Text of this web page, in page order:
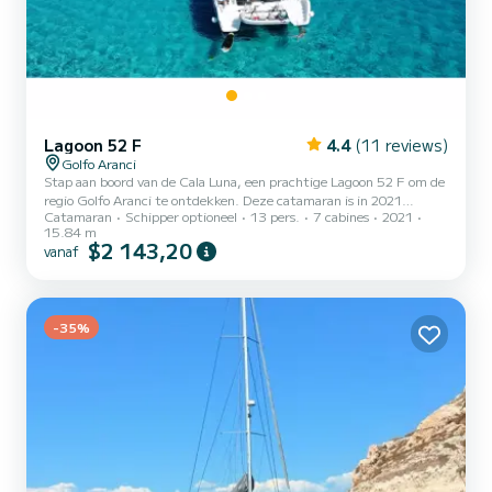
Lagoon 52 F 4.4 (11 reviews)
Golfo Aranci
Stap aan boord van de Cala Luna, een prachtige Lagoon 52 F om de
regio Golfo Aranci te ontdekken. Deze catamaran is in 2021
gebouwd om comfort en prestaties te garanderen. De boot heeft 7
comfortabele hutten en een bootcapaciteit van 13 personen. Met
een totale lengte van 16 meter is dit uw beste bondgenoot voor
de volgende apparatuur: Autopilot, Luidsprekers, Hek...
Catamaran Schipper optioneel 13 pers. 7 cabines
2021
15.84 m
vanaf $2 143,20
-35%